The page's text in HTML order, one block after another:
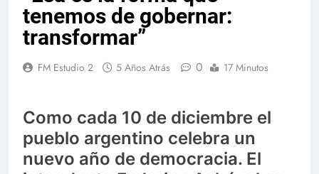
tenemos de gobernar:
transformar”
FM Estudio 2 5 Años Atrás 0 17 Minutos
Como cada 10 de diciembre el
pueblo argentino celebra un
nuevo año de democracia. El